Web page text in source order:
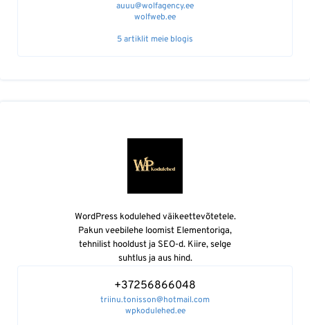
auuu@wolfagency.ee
wolfweb.ee
5 artiklit meie blogis
WordPress kodulehed väikeettevõtetele.
Pakun veebilehe loomist Elementoriga,
tehnilist hooldust ja SEO-d. Kiire, selge
suhtlus ja aus hind.
+37256866048
triinu.tonisson@hotmail.com
wpkodulehed.ee